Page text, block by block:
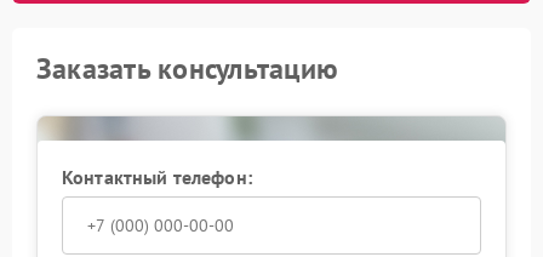
Заказать консультацию
Контактный телефон: